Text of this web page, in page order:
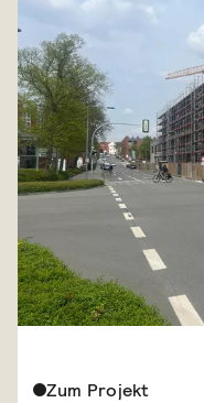
Zum Projekt